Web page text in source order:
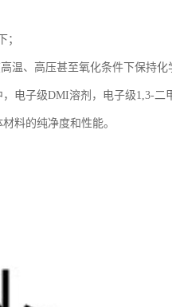
；
温、高压甚至氧化条件下保持化
电子级DMI溶剂，电子级1,3-二
料的纯净度和性能。